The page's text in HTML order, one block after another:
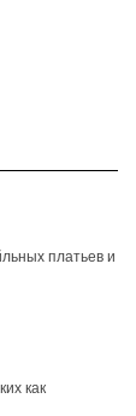
платьев и
как